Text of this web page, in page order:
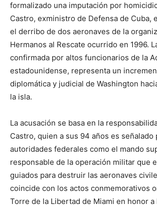
formalizado una imputación por
Castro, exministro de Defensa de Cuba,
el derribo de dos aeronaves de la
Hermanos al Rescate ocurrido en 1996.
confirmada por altos funcionarios de la
estadounidense, representa un
diplomática y judicial de Washington
la isla.
La acusación se basa en la
Castro, quien a sus 94 años es señalado
autoridades federales como el mando
responsable de la operación militar que
guiados para destruir las aeronaves
coincide con los actos conmemorativos
Torre de la Libertad de Miami en honor a